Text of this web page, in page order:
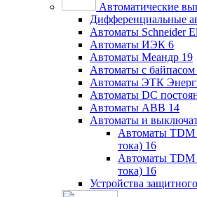
Автоматические
Дифференциальные
Автоматы Schneider
Автоматы ИЭК 6
Автоматы Меандр 19
Автоматы с байпасом
Автоматы ЭТК
Автоматы DC
Автоматы ABB 14
Автоматы и
Автоматы TDM
тока) 16
Автоматы TDM
тока) 16
Устройства